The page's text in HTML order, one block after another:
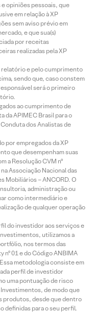
opiniões pessoais, que
em relação à XP
sem aviso prévio em
e que sua(s)
por receitas
realizadas pela XP
e pelo cumprimento
sendo que, caso constem
será o primeiro
ao cumprimento de
da APIMEC Brasil para o
dos Analistas de
por empregados da XP
que desempenham suas
a Resolução CVM nº
Associação Nacional das
Mobiliários – ANCORD. O
administração ou
como intermediário e
de qualquer operação
do investidor aos serviços e
utilizamos a
nos termos das
01 e do Código ANBIMA
metodologia consiste em
perfil de investidor
uma pontuação de risco
de modo que
produtos, desde que dentro
definidas para o seu perfil.